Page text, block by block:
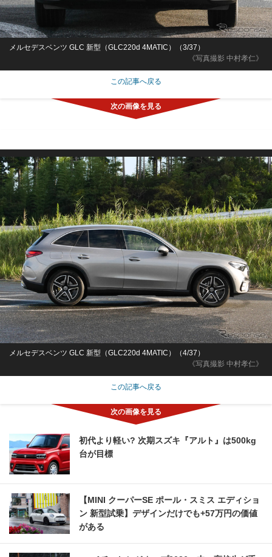
《写真撮影 中村孝仁》
メルセデスベンツ GLC 新型（GLC220d 4MATIC）（3/37）
この記事へ戻る
《写真撮影 中村孝仁》
メルセデスベンツ GLC 新型（GLC220d 4MATIC）（4/37）
この記事へ戻る
初代より軽い? 次期スズキ『アルト』は500kg
台が目標
【MINI クーパーSE ポール・スミス エディショ
ン 新型試乗】デザインだけでも+57万円の価値
がある